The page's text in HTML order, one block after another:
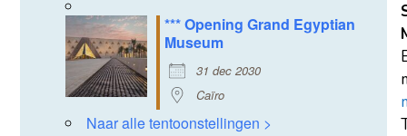
*** Opening Grand Egyptian
Museum
31 dec 2030
Caïro
Naar alle tentoonstellingen >